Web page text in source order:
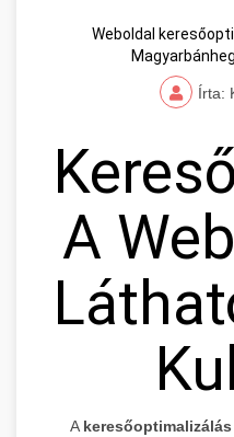
Weboldal
Írta:
A
A keresőoptimalizálás